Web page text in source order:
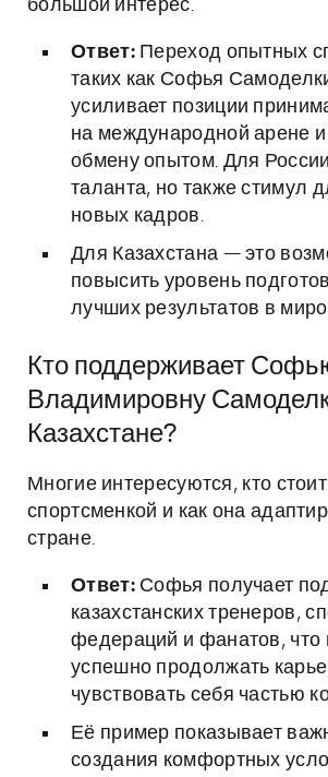
большой интерес.
Ответ:Переход опытных
таких как Софья
усиливает позиции
на международной арене и
обмену опытом. Для
таланта, но также стимул
новых кадров.
Для Казахстана — это
повысить уровень
лучших результатов в
Кто поддерживает
Владимировну
Казахстане?
Многие интересуются, кто
спортсменкой и как она
стране.
Ответ:Софья получает
казахстанских тренеров,
федераций и фанатов, что
успешно продолжать
чувствовать себя частью
Её пример показывает
создания комфортных